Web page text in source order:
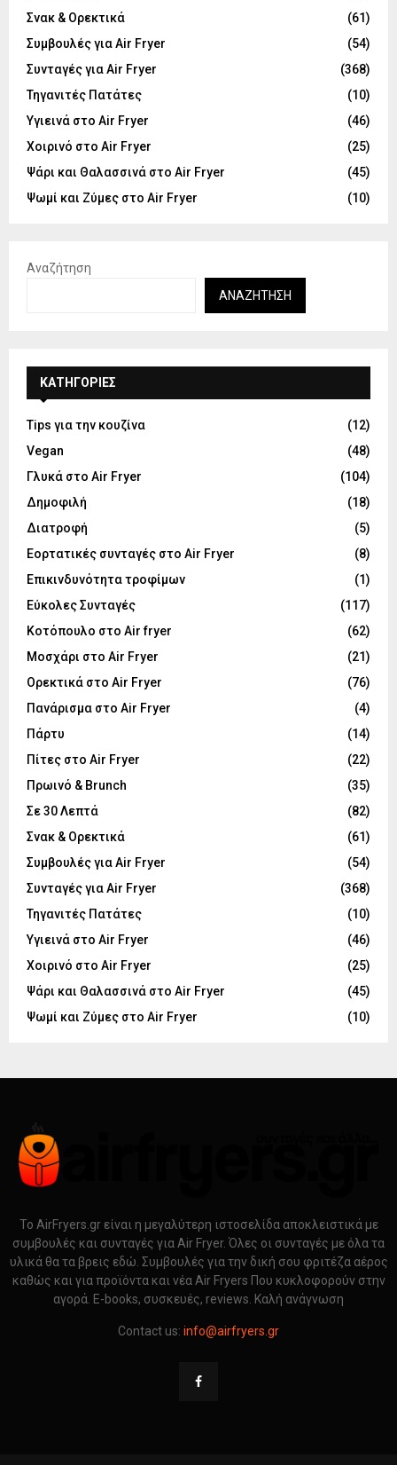
Σνακ & Ορεκτικά
(61)
Συμβουλές για Air Fryer
(54)
Συνταγές για Air Fryer
(368)
Τηγανιτές Πατάτες
(10)
Υγιεινά στο Air Fryer
(46)
Χοιρινό στο Air Fryer
(25)
Ψάρι και Θαλασσινά στο Air Fryer
(45)
Ψωμί και Ζύμες στο Air Fryer
(10)
Αναζήτηση
ΑΝΑΖΉΤΗΣΗ
KΑΤΗΓΟΡΊΕΣ
Tips για την κουζίνα
(12)
Vegan
(48)
Γλυκά στο Air Fryer
(104)
Δημοφιλή
(18)
Διατροφή
(5)
Εορτατικές συνταγές στο Air Fryer
(8)
Επικινδυνότητα τροφίμων
(1)
Εύκολες Συνταγές
(117)
Κοτόπουλο στο Air fryer
(62)
Μοσχάρι στο Air Fryer
(21)
Ορεκτικά στο Air Fryer
(76)
Πανάρισμα στο Air Fryer
(4)
Πάρτυ
(14)
Πίτες στο Air Fryer
(22)
Πρωινό & Brunch
(35)
Σε 30 Λεπτά
(82)
Σνακ & Ορεκτικά
(61)
Συμβουλές για Air Fryer
(54)
Συνταγές για Air Fryer
(368)
Τηγανιτές Πατάτες
(10)
Υγιεινά στο Air Fryer
(46)
Χοιρινό στο Air Fryer
(25)
Ψάρι και Θαλασσινά στο Air Fryer
(45)
Ψωμί και Ζύμες στο Air Fryer
(10)
Το AirFryers.gr είναι η μεγαλύτερη ιστοσελίδα αποκλειστικά με
συμβουλές και συνταγές για Air Fryer. Όλες οι συνταγές με όλα τα
υλικά θα τα βρεις εδώ. Συμβουλές για την δική σου φριτέζα αέρος
καθώς και για προϊόντα και νέα Air Fryers Που κυκλοφορούν στην
αγορά. E-books, συσκευές, reviews. Καλή ανάγνωση
Contact us: info@airfryers.gr